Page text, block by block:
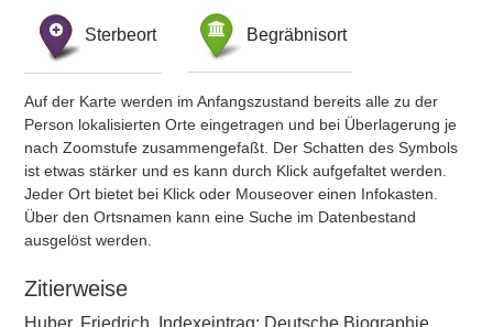
Sterbeort Begräbnisort
Auf der Karte werden im Anfangszustand bereits alle zu der
Person lokalisierten Orte eingetragen und bei Überlagerung je
nach Zoomstufe zusammengefaßt. Der Schatten des Symbols
ist etwas stärker und es kann durch Klick aufgefaltet werden.
Jeder Ort bietet bei Klick oder Mouseover einen Infokasten.
Über den Ortsnamen kann eine Suche im Datenbestand
ausgelöst werden.
Zitierweise
Huber, Friedrich, Indexeintrag: Deutsche Biographie,